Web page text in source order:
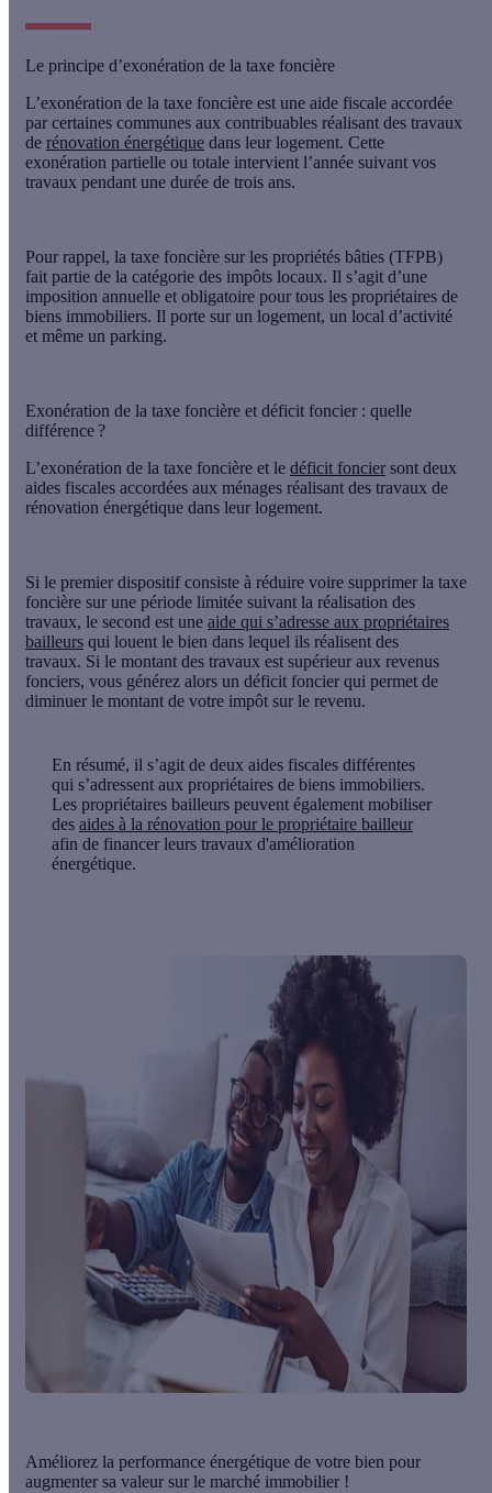
Le principe d’exonération de la taxe foncière
L’exonération de la taxe foncière est une aide fiscale accordée
par certaines communes aux contribuables réalisant des travaux
de rénovation énergétique dans leur logement. Cette
exonération partielle ou totale intervient l’année suivant vos
travaux pendant une durée de trois ans.
Pour rappel, la taxe foncière sur les propriétés bâties (TFPB)
fait partie de la catégorie des impôts locaux. Il s’agit d’une
imposition annuelle et obligatoire pour tous les propriétaires de
biens immobiliers. Il porte sur un logement, un local d’activité
et même un parking.
Exonération de la taxe foncière et déficit foncier : quelle
différence ?
L’exonération de la taxe foncière et le déficit foncier sont deux
aides fiscales accordées aux ménages réalisant des travaux de
rénovation énergétique dans leur logement.
Si le premier dispositif consiste à réduire voire supprimer la taxe
foncière sur une période limitée suivant la réalisation des
travaux, le second est une aide qui s’adresse aux propriétaires
bailleurs qui louent le bien dans lequel ils réalisent des
travaux. Si le montant des travaux est supérieur aux revenus
fonciers, vous générez alors un déficit foncier qui permet de
diminuer le montant de votre impôt sur le revenu.
En résumé, il s’agit de deux aides fiscales différentes
qui s’adressent aux propriétaires de biens immobiliers.
Les propriétaires bailleurs peuvent également mobiliser
des aides à la rénovation pour le propriétaire bailleur
afin de financer leurs travaux d'amélioration
énergétique.
Améliorez la performance énergétique de votre bien pour
augmenter sa valeur sur le marché immobilier !